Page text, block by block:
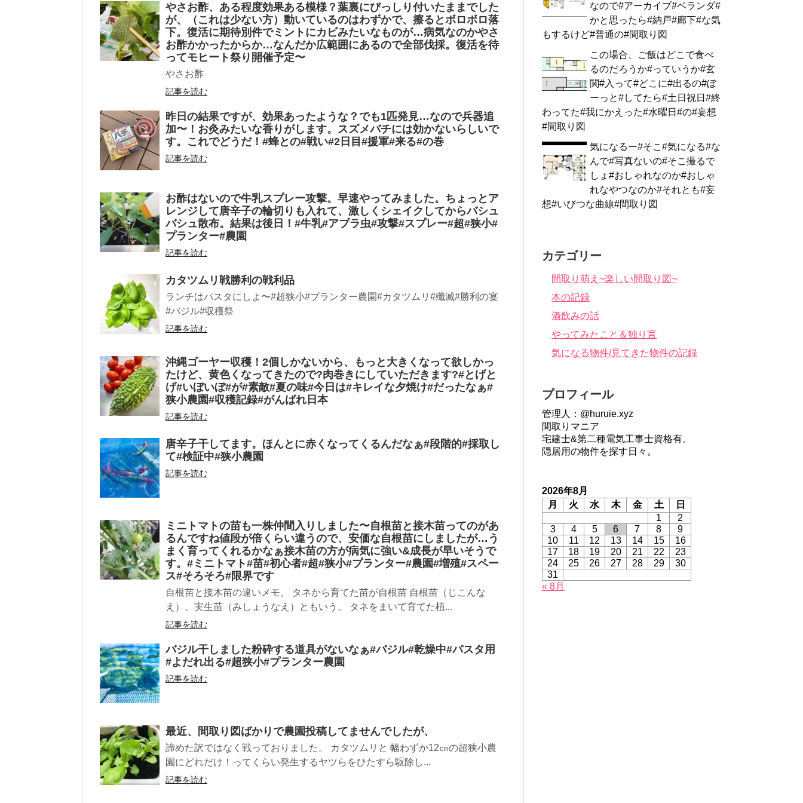
やさお酢、ある程度効果ある模様？葉裏にびっしり付いたままでした
が、（これは少ない方）動いているのはわずかで、擦るとボロボロ落
下。復活に期待別件でミントにカビみたいなものが…病気なのかやさ
お酢かかったからか…なんだか広範囲にあるので全部伐採。復活を待
ってモヒート祭り開催予定〜
やさお酢
記事を読む
昨日の結果ですが、効果あったような？でも1匹発見…なので兵器追
加〜！お灸みたいな香りがします。スズメバチには効かないらしいで
す。これでどうだ！#蜂との#戦い#2日目#援軍#来る#の巻
記事を読む
お酢はないので牛乳スプレー攻撃。早速やってみました。ちょっとア
レンジして唐辛子の輪切りも入れて、激しくシェイクしてからバシュ
バシュ散布。結果は後日！#牛乳#アブラ虫#攻撃#スプレー#超#狭小#
プランター#農園
記事を読む
カタツムリ戦勝利の戦利品
ランチはパスタにしよ〜#超狭小#プランター農園#カタツムリ#殲滅#勝利の宴
#バジル#収穫祭
記事を読む
沖縄ゴーヤー収穫！2個しかないから、もっと大きくなって欲しかっ
たけど、黄色くなってきたので?肉巻きにしていただきます?#とげと
げ#いぼいぼ#が#素敵#夏の味#今日は#キレイな夕焼け#だったなぁ#
狭小農園#収穫記録#がんばれ日本
記事を読む
唐辛子干してます。ほんとに赤くなってくるんだなぁ#段階的#採取し
て#検証中#狭小農園
記事を読む
ミニトマトの苗も一株仲間入りしました〜自根苗と接木苗ってのがあ
るんですね値段が倍くらい違うので、安価な自根苗にしましたが…う
まく育ってくれるかなぁ接木苗の方が病気に強い&成長が早いそうで
す。#ミニトマト#苗#初心者#超#狭小#プランター#農園#増殖#スペー
ス#そろそろ#限界です
自根苗と接木苗の違いメモ。 タネから育てた苗が自根苗 自根苗（じこんな
え）。実生苗（みしょうなえ）ともいう。 タネをまいて育てた植...
記事を読む
バジル干しました粉砕する道具がないなぁ#バジル#乾燥中#パスタ用
#よだれ出る#超狭小#プランター農園
記事を読む
最近、間取り図ばかりで農園投稿してませんでしたが、
諦めた訳ではなく戦っておりました。 カタツムリと 幅わずか12㎝の超狭小農
園にどれだけ！ってくらい発生するヤツらをひたすら駆除し...
記事を読む
なので#アーカイブ#ベランダ#
かと思ったら#納戸#廊下#な気
もするけど#普通の#間取り図
この場合、ご飯はどこで食べ
るのだろうか#っていうか#玄
関#入って#どこに#出るの#ぼ
ーっと#してたら#土日祝日#終
わってた#我にかえった#水曜日#の#妄想
#間取り図
気になるー#そこ#気になる#な
んで#写真ないの#そこ撮るで
しょ#おしゃれなのか#おしゃ
れなやつなのか#それとも#妄
想#いびつな曲線#間取り図
カテゴリー
間取り萌え~楽しい間取り図~
本の記録
酒飲みの話
やってみたこと＆独り言
気になる物件/見てきた物件の記録
プロフィール
管理人：@huruie.xyz
間取りマニア
宅建士&第二種電気工事士資格有。
隠居用の物件を探す日々。
2026年8月
月
火 水 木 金 土
日
1
2
3
4 5 6 7 8
9
10
11 12 13 14 15
16
17
18 19 20 21 22
23
24
25 26 27 28 29
30
31
« 8月